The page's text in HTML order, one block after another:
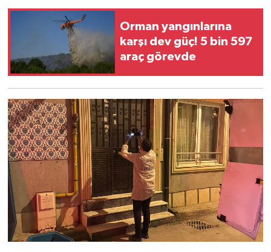
Orman yangınlarına
karşı dev güç! 5 bin 597
araç görevde